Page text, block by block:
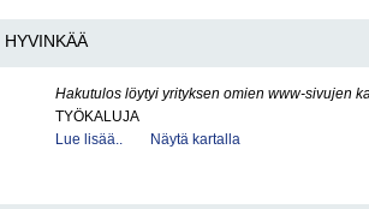
HYVINKÄÄ
Hakutulos löytyi yrityksen omien www-sivujen
TYÖKALUJA
Lue lisää..
Näytä kartalla